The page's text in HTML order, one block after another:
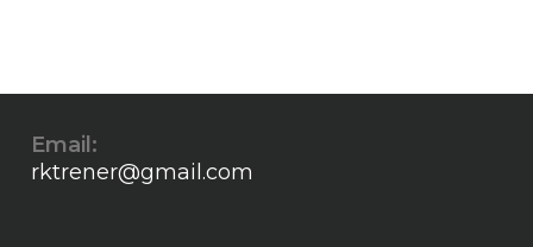
Email:
rktrener@gmail.com